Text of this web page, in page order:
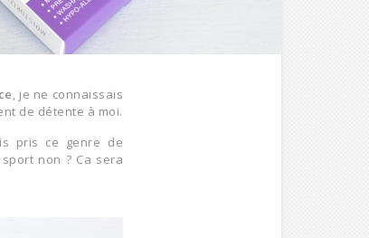
, je ne connaissais
de détente à moi.
pris ce genre de
non ? Ca sera